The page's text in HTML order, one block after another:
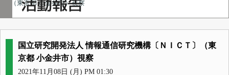
（東京都 小金井市）視察
国立研究開発法人 情報通信研究機構〔ＮＩＣＴ〕（東
京都 小金井市）視察
2021年11月08日 (月) PM 01:30